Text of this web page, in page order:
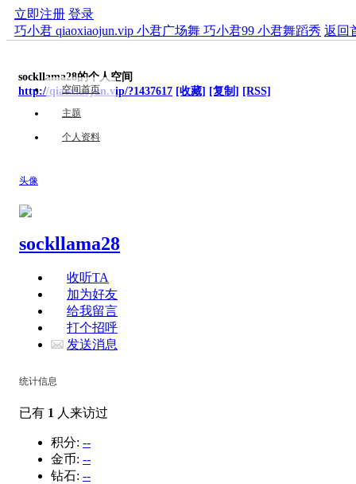
立即注册 登录
巧小君 qiaoxiaojun.vip 小君广场舞 巧小君99 小君舞蹈秀 返回
sockllama28的个人空间
http://qiaoxiaojun.vip/?1437617 [收藏] [复制] [RSS]
空间首页
主题
个人资料
头像
sockllama28
收听TA
加为好友
给我留言
打个招呼
发送消息
统计信息
已有 1 人来访过
积分: --
金币: --
钻石: --